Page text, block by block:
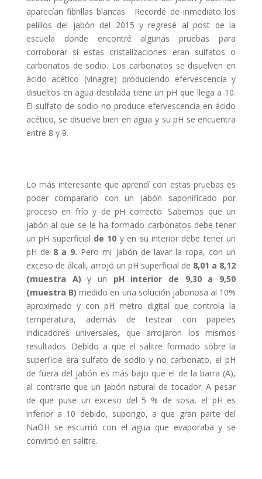
aparecían fibrillas blancas. Recordé de inmediato los
pelillos del jabón del 2015 y regresé al post de la
escuela donde encontré algunas pruebas para
corroborar si estas cristalizaciones eran sulfatos o
carbonatos de sodio. Los carbonatos se disuelven en
ácido acético (vinagre) produciendo efervescencia y
disueltos en agua destilada tiene un pH que llega a 10.
El sulfato de sodio no produce efervescencia en ácido
acético, se disuelve bien en agua y su pH se encuentra
entre 8 y 9.
Lo más interesante que aprendí con estas pruebas es
poder compararlo con un jabón saponificado por
proceso en frío y de pH correcto. Sabemos que un
jabón al que se le ha formado carbonatos debe tener
un pH superficial de 10 y en su interior debe tener un
pH de 8 a 9. Pero mi jabón de lavar la ropa, con un
exceso de álcali, arrojó un pH superficial de 8,01 a 8,12
(muestra A)y un pH interior de 9,30 a 9,50
(muestra B) medido en una solución jabonosa al 10%
aproximado y con pH metro digital que controla la
temperatura, además de testear con papeles
indicadores universales, que arrojaron los mismos
resultados. Debido a que el salitre formado sobre la
superficie era sulfato de sodio y no carbonato, el pH
de fuera del jabón es más bajo que el de la barra (A),
al contrario que un jabón natural de tocador. A pesar
de que puse un exceso del 5 % de sosa, el pH es
inferior a 10 debido, supongo, a que gran parte del
NaOH se escurrió con el agua que evaporaba y se
convirtió en salitre.